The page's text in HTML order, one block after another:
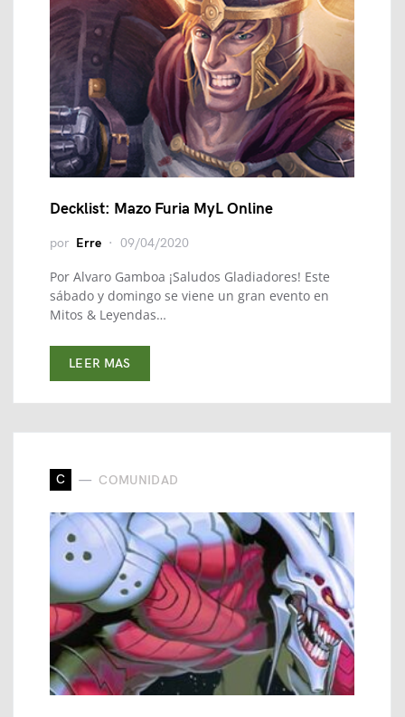
Decklist: Mazo Furia MyL Online
por Erre 09/04/2020
Por Alvaro Gamboa ¡Saludos Gladiadores! Este
sábado y domingo se viene un gran evento en
Mitos & Leyendas…
LEER MAS
C COMUNIDAD